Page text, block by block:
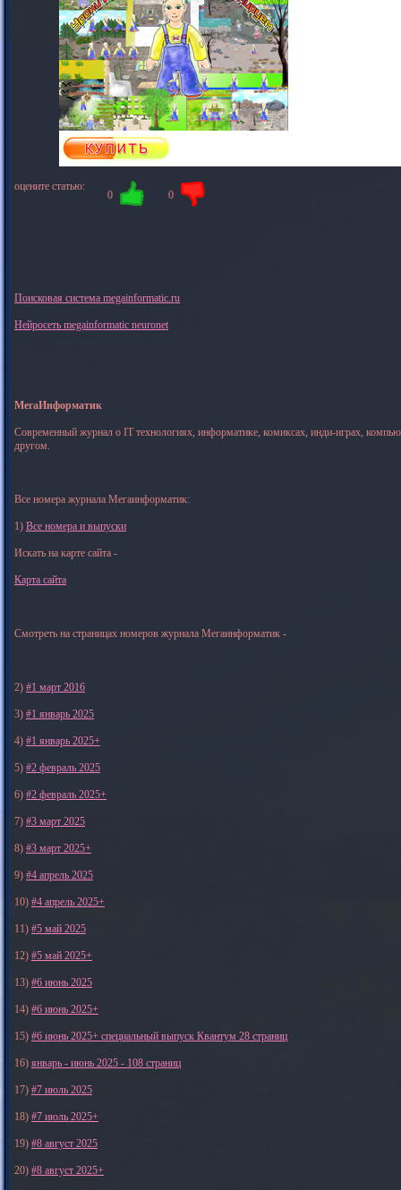
оцените статью:
0 0
Поисковая система megainformatic.ru
Нейросеть megainformatic neuronet
МегаИнформатик
Современный журнал о IT технологиях, информатике, комиксах, инди-играх,
другом.
Все номера журнала Мегаинформатик:
1) Все номера и выпуски
Искать на карте сайта -
Карта сайта
Смотреть на страницах номеров журнала Мегаинформатик -
2) #1 март 2016
3) #1 январь 2025
4) #1 январь 2025+
5) #2 февраль 2025
6) #2 февраль 2025+
7) #3 март 2025
8) #3 март 2025+
9) #4 апрель 2025
10) #4 апрель 2025+
11) #5 май 2025
12) #5 май 2025+
13) #6 июнь 2025
14) #6 июнь 2025+
15) #6 июнь 2025+ специальный выпуск Квантум 28 страниц
16) январь - июнь 2025 - 108 страниц
17) #7 июль 2025
18) #7 июль 2025+
19) #8 август 2025
20) #8 август 2025+